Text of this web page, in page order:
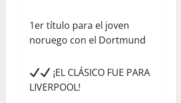
1er título para el joven
noruego con el Dortmund
¡EL CLÁSICO FUE PARA
LIVERPOOL!